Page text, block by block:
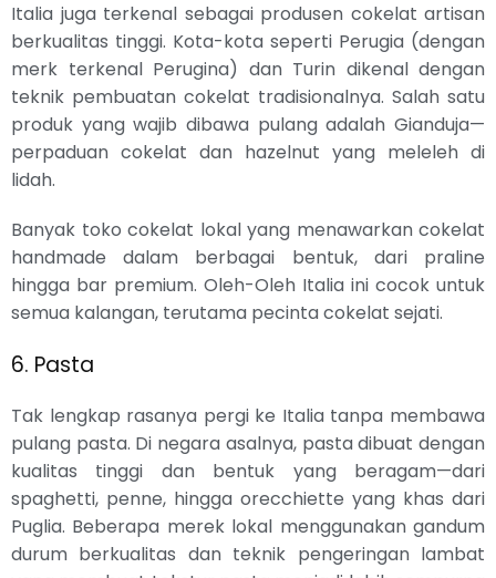
Italia juga terkenal sebagai produsen cokelat artisan
berkualitas tinggi. Kota-kota seperti Perugia (dengan
merk terkenal Perugina) dan Turin dikenal dengan
teknik pembuatan cokelat tradisionalnya. Salah satu
produk yang wajib dibawa pulang adalah Gianduja—
perpaduan cokelat dan hazelnut yang meleleh di
lidah.
Banyak toko cokelat lokal yang menawarkan cokelat
handmade dalam berbagai bentuk, dari praline
hingga bar premium. Oleh-Oleh Italia ini cocok untuk
semua kalangan, terutama pecinta cokelat sejati.
6. Pasta
Tak lengkap rasanya pergi ke Italia tanpa membawa
pulang pasta. Di negara asalnya, pasta dibuat dengan
kualitas tinggi dan bentuk yang beragam—dari
spaghetti, penne, hingga orecchiette yang khas dari
Puglia. Beberapa merek lokal menggunakan gandum
durum berkualitas dan teknik pengeringan lambat